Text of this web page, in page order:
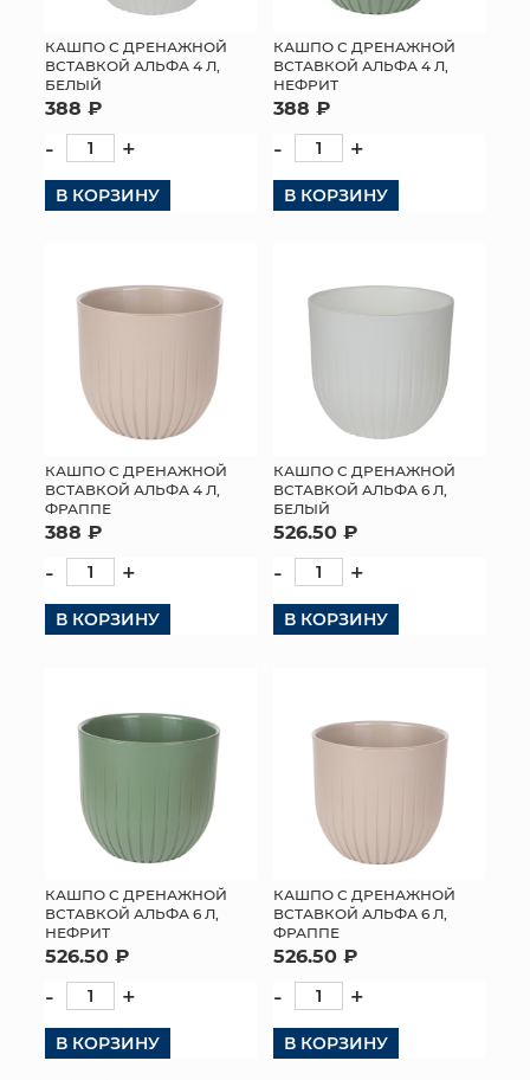
КАШПО С ДРЕНАЖНОЙ
ВСТАВКОЙ АЛЬФА 4 Л,
БЕЛЫЙ
388 ₽
- +
В КОРЗИНУ
КАШПО С ДРЕНАЖНОЙ
ВСТАВКОЙ АЛЬФА 4 Л,
НЕФРИТ
388 ₽
- +
В КОРЗИНУ
КАШПО С ДРЕНАЖНОЙ
ВСТАВКОЙ АЛЬФА 4 Л,
ФРАППЕ
388 ₽
- +
В КОРЗИНУ
КАШПО С ДРЕНАЖНОЙ
ВСТАВКОЙ АЛЬФА 6 Л,
БЕЛЫЙ
526.50 ₽
- +
В КОРЗИНУ
КАШПО С ДРЕНАЖНОЙ
ВСТАВКОЙ АЛЬФА 6 Л,
НЕФРИТ
526.50 ₽
- +
В КОРЗИНУ
КАШПО С ДРЕНАЖНОЙ
ВСТАВКОЙ АЛЬФА 6 Л,
ФРАППЕ
526.50 ₽
- +
В КОРЗИНУ